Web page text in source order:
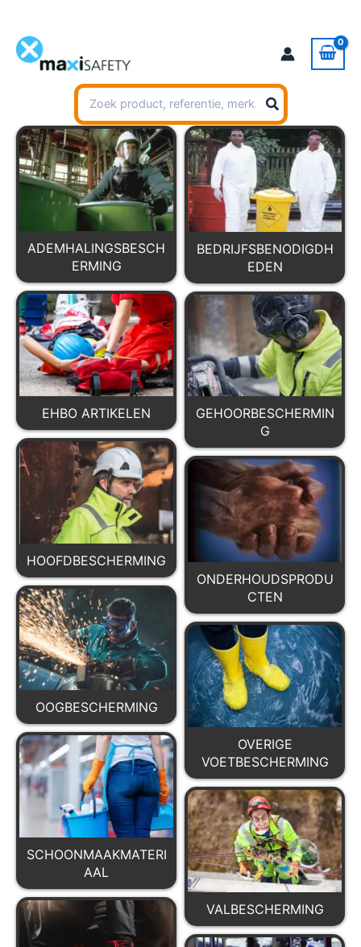
inhoud
Zoeken
naar:
ADEMHALINGSBESCH
ERMING
BEDRIJFSBENODIGDH
EDEN
EHBO ARTIKELEN
GEHOORBESCHERMIN
G
HOOFDBESCHERMING
ONDERHOUDSPRODU
CTEN
OOGBESCHERMING
OVERIGE
VOETBESCHERMING
SCHOONMAAKMATERI
AAL
VALBESCHERMING